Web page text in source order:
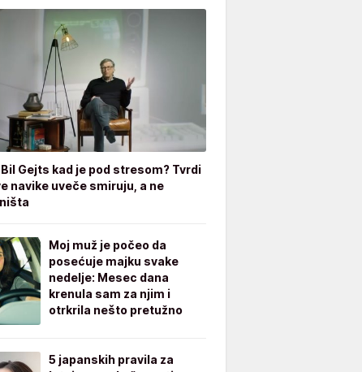
Gejts kad je pod stresom? Tvrdi
navike uveče smiruju, a ne
Moj muž je počeo da
posećuje majku svake
nedelje: Mesec dana
krenula sam za njim i
otrkrila nešto pretužno
5 japanskih pravila za